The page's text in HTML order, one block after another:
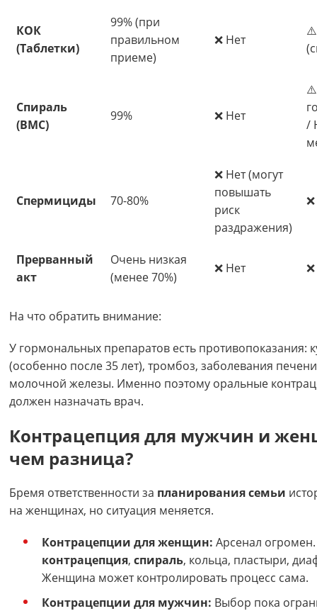
КОК
(Таблетки)
99% (при
правильном
приеме)
❌ Нет
Спираль
(ВМС)
99% ❌ Нет
⚠️
/
Спермициды 70-80%
❌ Нет (могут
повышать
риск
раздражения)
Прерванный
акт
Очень низкая
(менее 70%)
❌ Нет
На что обратить внимание:
У гормональных препаратов есть противопоказания:
(особенно после 35 лет), тромбоз, заболевания
молочной железы. Именно поэтому оральные
должен назначать врач.
Контрацепция для мужчин и
чем разница?
Бремя ответственности за планирования семьи
на женщинах, но ситуация меняется.
Контрацепции для женщин: Арсенал
контрацепция, спираль, кольца, пластыри,
Женщина может контролировать процесс сама.
Контрацепции для мужчин: Выбор пока